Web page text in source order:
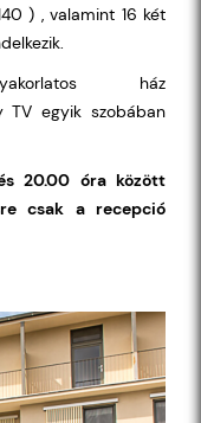
) , valamint 16 két
ház
TV egyik szobában
20.00 óra között
csak a recepció